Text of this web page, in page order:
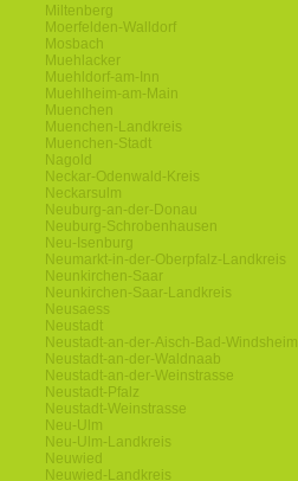
Miltenberg
Moerfelden-Walldorf
Mosbach
Muehlacker
Muehldorf-am-Inn
Muehlheim-am-Main
Muenchen
Muenchen-Landkreis
Muenchen-Stadt
Nagold
Neckar-Odenwald-Kreis
Neckarsulm
Neuburg-an-der-Donau
Neuburg-Schrobenhausen
Neu-Isenburg
Neumarkt-in-der-Oberpfalz-Landkreis
Neunkirchen-Saar
Neunkirchen-Saar-Landkreis
Neusaess
Neustadt
Neustadt-an-der-Aisch-Bad-Windsheim
Neustadt-an-der-Waldnaab
Neustadt-an-der-Weinstrasse
Neustadt-Pfalz
Neustadt-Weinstrasse
Neu-Ulm
Neu-Ulm-Landkreis
Neuwied
Neuwied-Landkreis